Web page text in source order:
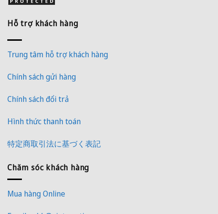
Hỗ trợ khách hàng
Trung tâm hỗ trợ khách hàng
Chính sách gửi hàng
Chính sách đổi trả
Hình thức thanh toán
特定商取引法に基づく表記
Chăm sóc khách hàng
Mua hàng Online